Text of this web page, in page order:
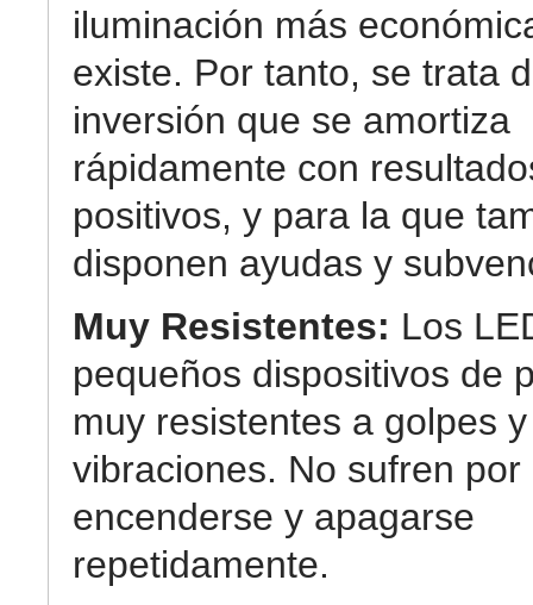
iluminación más
existe. Por tanto, se trata
inversión que se amortiza
rápidamente con
positivos, y para la que
disponen ayudas y
Muy Resistentes: Los
pequeños dispositivos de
muy resistentes a golpes y
vibraciones. No sufren por
encenderse y apagarse
repetidamente.